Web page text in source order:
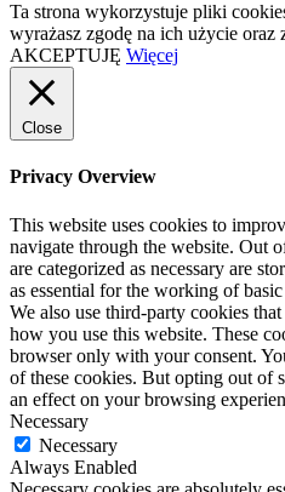
Ta strona wykorzystuje pliki
wyrażasz zgodę na ich użycie oraz
AKCEPTUJĘ Więcej
Close
Privacy Overview
This website uses cookies to
navigate through the website. Out
are categorized as necessary are
as essential for the working of
We also use third-party cookies
how you use this website. These
browser only with your consent.
of these cookies. But opting out of
an effect on your browsing
Necessary
Necessary
Always Enabled